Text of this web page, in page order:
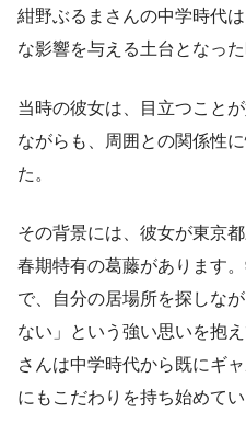
紺野ぶるまさんの中学時代
な影響を与える土台となった
当時の彼女は、目立つこと
ながらも、周囲との関係性
た。
その背景には、彼女が東京
春期特有の葛藤があります
で、自分の居場所を探しな
ない」という強い思いを抱
さんは中学時代から既にギ
にもこだわりを持ち始めてい